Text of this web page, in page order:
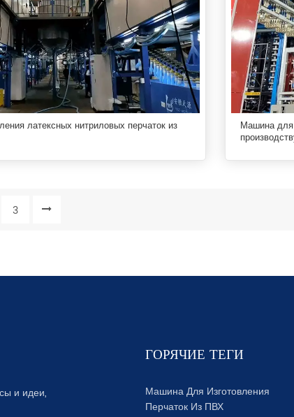
латексных нитриловых перчаток из
Машина для
3
и идеи,
ГОРЯЧИЕ ТЕГИ
Машина Для Изготовления
Перчаток Из ПВХ